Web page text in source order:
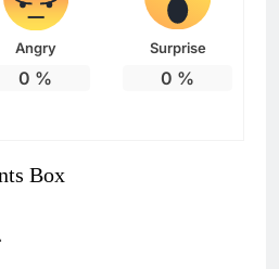
Angry
0 %
Surprise
0 %
Box